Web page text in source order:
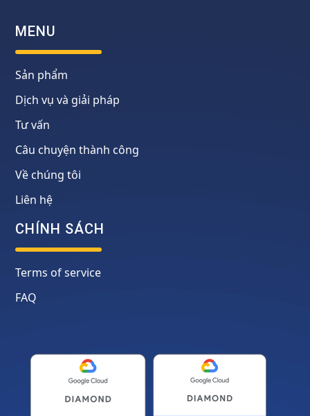
MENU
Sản phẩm
Dịch vụ và giải pháp
Tư vấn
Câu chuyện thành công
Về chúng tôi
Liên hệ
CHÍNH SÁCH
Terms of service
FAQ